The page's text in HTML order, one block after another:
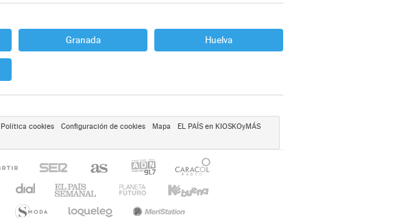
Granada Huelva
Política cookies Configuración de cookies Mapa
EL PAÍS en KIOSKOyMÁS